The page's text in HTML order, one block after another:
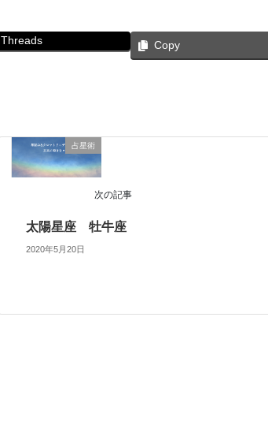
Threads Copy
占星術
次の記事
太陽星座 牡牛座
2020年5月20日